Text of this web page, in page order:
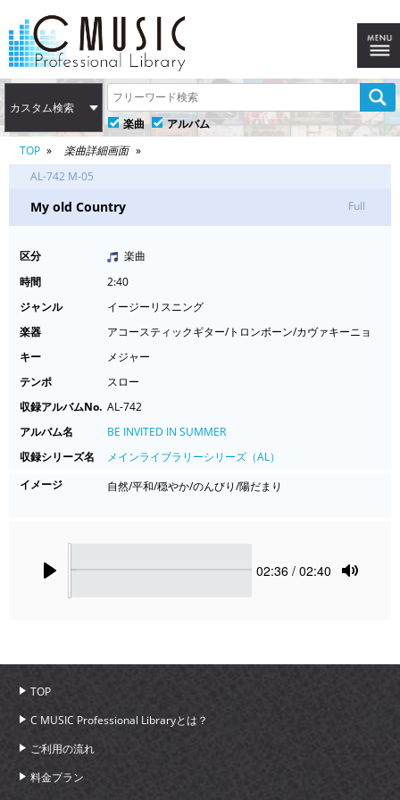
カスタム検索
楽曲
アルバム
TOP
楽曲詳細画面
AL-742 M-05
My old Country Full
区分
楽曲
時間
2:40
ジャンル
イージーリスニング
楽器
アコースティックギター/トロンボーン/カヴァキーニョ
キー
メジャー
テンポ
スロー
収録アルバムNo. AL-742
アルバム名
BE INVITED IN SUMMER
収録シリーズ名
メインライブラリーシリーズ（AL）
イメージ
自然/平和/穏やか/のんびり/陽だまり
Current
02:36 / 02:40
TOP
C MUSIC Professional Libraryとは？
ご利用の流れ
料金プラン